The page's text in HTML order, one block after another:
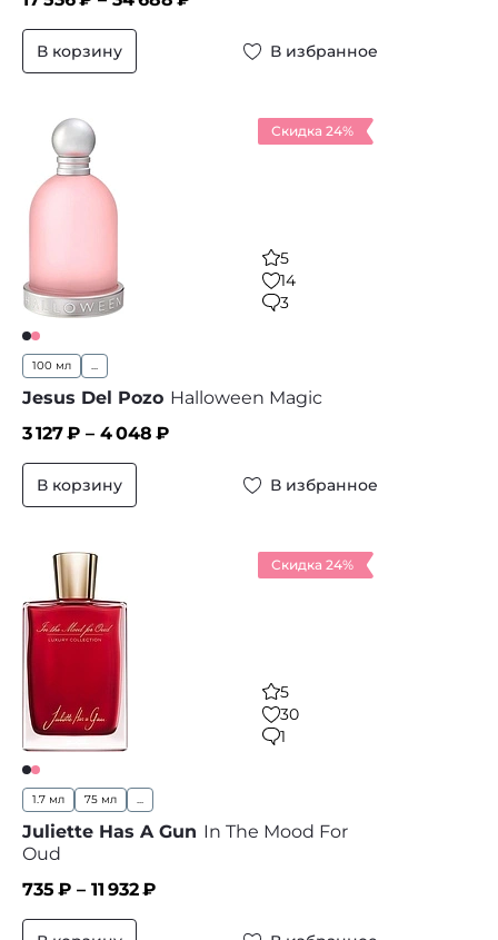
В корзину В избранное
Скидка 24%
5
14
3
100 мл ...
Jesus Del Pozo Halloween Magic
3 127₽ – 4 048 ₽
В корзину В избранное
Скидка 24%
5
30
1
1.7 мл 75 мл ...
Juliette Has A Gun In The Mood For
Oud
735 ₽ – 11 932₽